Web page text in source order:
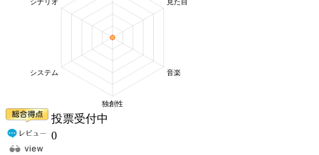
投票受付中
0